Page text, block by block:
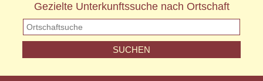
Gezielte Unterkunftssuche nach Ortschaft